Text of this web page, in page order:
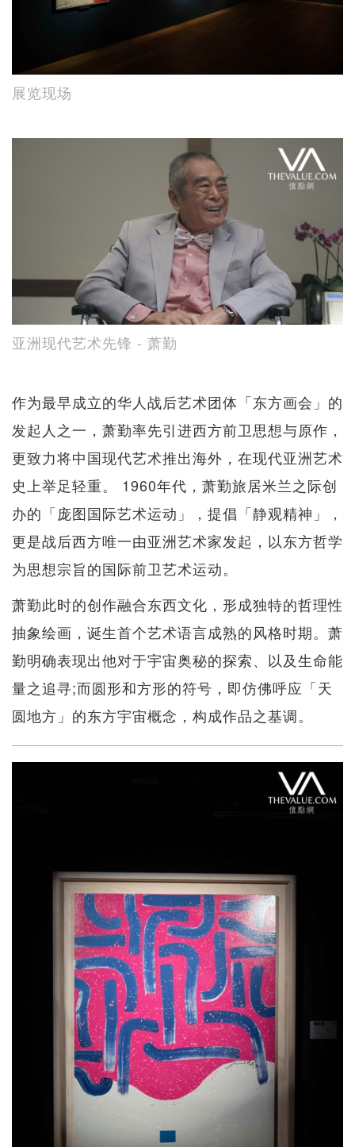
展览现场
亚洲现代艺术先锋 - 萧勤
作为最早成立的华人战后艺术团体「东方画会」的
发起人之一，萧勤率先引进西方前卫思想与原作，
更致力将中国现代艺术推出海外，在现代亚洲艺术
史上举足轻重。 1960年代，萧勤旅居米兰之际创
办的「庞图国际艺术运动」，提倡「静观精神」，
更是战后西方唯一由亚洲艺术家发起，以东方哲学
为思想宗旨的国际前卫艺术运动。
萧勤此时的创作融合东西文化，形成独特的哲理性
抽象绘画，诞生首个艺术语言成熟的风格时期。萧
勤明确表现出他对于宇宙奥秘的探索、以及生命能
量之追寻;而圆形和方形的符号，即仿佛呼应「天
圆地方」的东方宇宙概念，构成作品之基调。